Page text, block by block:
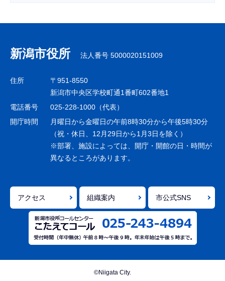
ナ
ビ
ゲ
シ
ョ
で
新潟市役所 法人番号 5000020151009
住所
〒951-8550
新潟市中央区学校町通1番町602番地1
電話番号
025-228-1000（代表）
開庁時間
月曜日から金曜日の午前8時30分から午後5時30分
（祝・休日、12月29日から1月3日を除く）
※部署、施設によっては、開庁・開館の日・時間が
異なるところがあります。
アクセス 組織案内 市公式SNS
©Niigata City.